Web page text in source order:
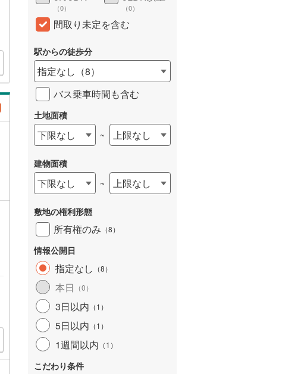
（0） （0）
間取り未定を含む
駅からの徒歩分
指定なし （8）
バス乗車時間も含む
土地面積
下限なし ~ 上限なし
建物面積
下限なし ~ 上限なし
敷地の権利形態
所有権のみ （8）
情報公開日
指定なし （8）
本日 （0）
3日以内 （1 ）
5日以内 （1 ）
1週間以内 （1 ）
こだわり条件